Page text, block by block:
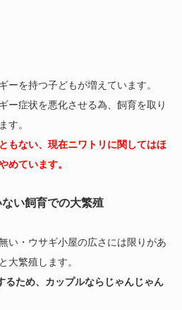
ーを持つ子どもが増えています。
ー症状を悪化させる為、飼育を取り
す。
もない、現在ニワトリに関してはほ
めています。
い飼育での大繁殖
い・ウサギ小屋の広さには限りがあ
大繁殖します。
るため、カップルならじゃんじゃん